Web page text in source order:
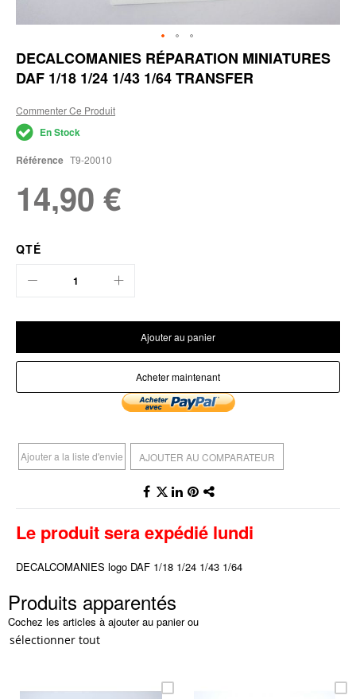
Skip
to
the
of
the
images
DECALCOMANIES RÉPARATION MINIATURES
DAF 1/18 1/24 1/43 1/64 TRANSFER
Commenter Ce Produit
En Stock
Référence T9-20010
14,90 €
QTÉ
Ajouter au panier
Acheter maintenant
Ajouter a la liste d'envie AJOUTER AU COMPARATEUR
Le produit sera expédié lundi
DECALCOMANIES logo DAF 1/18 1/24 1/43 1/64
Produits apparentés
Cochez les articles à ajouter au panier ou
sélectionner tout